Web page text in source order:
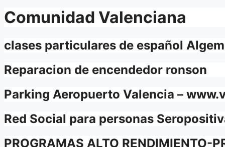
Comunidad Valenciana
clases particulares de español
Reparacion de encendedor ronson
Parking Aeropuerto Valencia –
Red Social para personas
PROGRAMAS ALTO RENDIMIENTO-